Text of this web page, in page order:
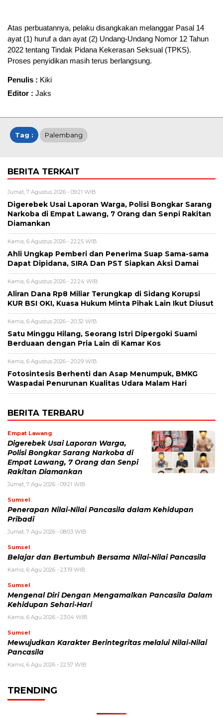
Atas perbuatannya, pelaku disangkakan melanggar Pasal 14
ayat (1) huruf a dan ayat (2) Undang-Undang Nomor 12 Tahun
2022 tentang Tindak Pidana Kekerasan Seksual (TPKS).
Proses penyidikan masih terus berlangsung.
Penulis : Kiki
Editor : Jaks
Tag : Palembang
BERITA TERKAIT
Jumat, 7 Agustus 2026 - 09:21 WIB
Digerebek Usai Laporan Warga, Polisi Bongkar Sarang
Narkoba di Empat Lawang, 7 Orang dan Senpi Rakitan
Diamankan
Kamis, 6 Agustus 2026 - 22:25 WIB
Ahli Ungkap Pemberi dan Penerima Suap Sama-sama
Dapat Dipidana, SIRA Dan PST Siapkan Aksi Damai
Kamis, 6 Agustus 2026 - 22:24 WIB
Aliran Dana Rp8 Miliar Terungkap di Sidang Korupsi
KUR BSI OKI, Kuasa Hukum Minta Pihak Lain Ikut Diusut
Kamis, 6 Agustus 2026 - 20:32 WIB
Satu Minggu Hilang, Seorang Istri Dipergoki Suami
Berduaan dengan Pria Lain di Kamar Kos
Kamis, 6 Agustus 2026 - 20:29 WIB
Fotosintesis Berhenti dan Asap Menumpuk, BMKG
Waspadai Penurunan Kualitas Udara Malam Hari
BERITA TERBARU
Empat Lawang
Digerebek Usai Laporan Warga,
Polisi Bongkar Sarang Narkoba di
Empat Lawang, 7 Orang dan Senpi
Rakitan Diamankan
Jumat, 7 Agu 2026 - 09:21 WIB
Sumsel
Penerapan Nilai-Nilai Pancasila dalam Kehidupan
Pribadi
Jumat, 7 Agu 2026 - 08:03 WIB
Sumsel
Belajar dan Bertumbuh Bersama Nilai-Nilai Pancasila
Kamis, 6 Agu 2026 - 23:19 WIB
Sumsel
Mengenal Diri Dengan Mengamalkan Pancasila Dalam
Kehidupan Sehari-Hari
Kamis, 6 Agu 2026 - 23:04 WIB
Sumsel
Mewujudkan Karakter Berintegritas melalui Nilai-Nilai
Pancasila
Kamis, 6 Agu 2026 - 22:57 WIB
TRENDING